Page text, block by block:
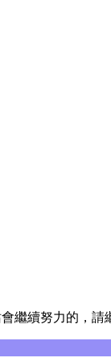
繼續努力的，請